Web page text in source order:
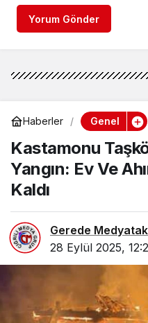
Yorum Gönder
Haberler Genel
Kastamonu
Yangın: Ev Ve
Kaldı
Gerede
28 Eylül 2025,